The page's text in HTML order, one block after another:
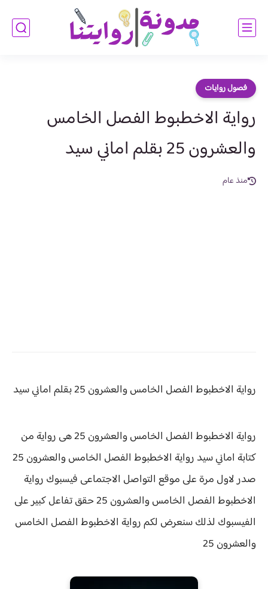
فصول روايات
رواية الاخطبوط الفصل الخامس
والعشرون 25 بقلم اماني سيد
منذ عام
رواية الاخطبوط الفصل الخامس والعشرون 25 بقلم اماني سيد
رواية الاخطبوط الفصل الخامس والعشرون 25 هى رواية من
كتابة اماني سيد رواية
الاخطبوط الفصل الخامس والعشرون 25
صدر لاول مرة على موقع التواصل الاجتماعى فيسبوك رواية
الاخطبوط الفصل الخامس والعشرون 25 حقق
تفاعل كبير على
الفيسبوك لذلك سنعرض لكمرواية الاخطبوط الفصل الخامس
والعشرون 25